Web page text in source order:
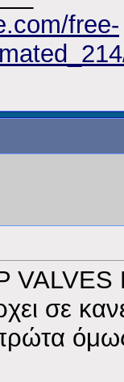
free-
σε